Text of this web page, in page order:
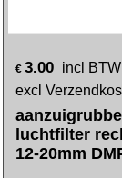
€ 3.00 incl BTW
excl
luchtfilter
12-20mm